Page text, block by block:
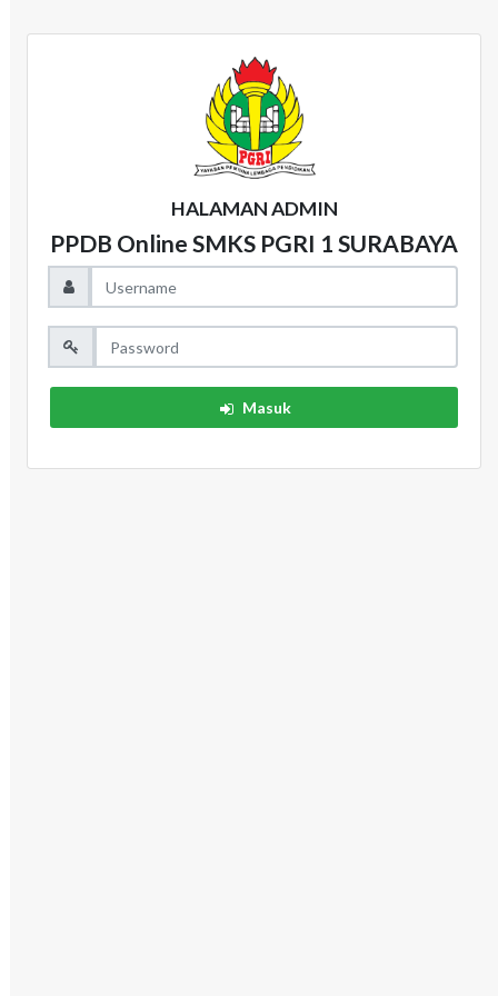
HALAMAN ADMIN
PPDB Online SMKS PGRI 1 SURABAYA
Masuk